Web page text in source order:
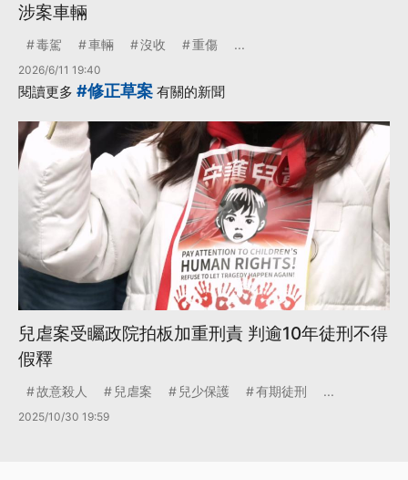
涉案車輛
毒駕 車輛 沒收 重傷 ...
2026/6/11 19:40
閱讀更多 #修正草案 有關的新聞
兒虐案受矚政院拍板加重刑責 判逾10年徒刑不得
假釋
故意殺人 兒虐案 兒少保護 有期徒刑 ...
2025/10/30 19:59